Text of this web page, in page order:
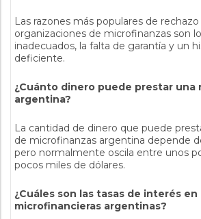
Las razones más populares de rechazo
organizaciones de microfinanzas son
inadecuados, la falta de garantía y un
deficiente.
¿Cuánto dinero puede prestar una
argentina?
La cantidad de dinero que puede
de microfinanzas argentina depende
pero normalmente oscila entre unos
pocos miles de dólares.
¿Cuáles son las tasas de interés en
microfinancieras argentinas?